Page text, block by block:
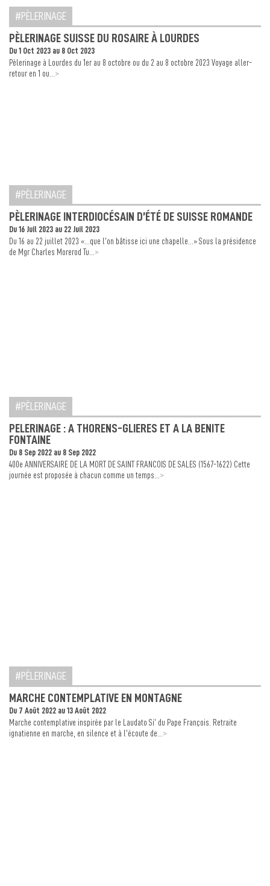
PÈLERINAGE
PÈLERINAGE SUISSE DU ROSAIRE À LOURDES
Du 1 Oct 2023 au 8 Oct 2023
Pèlerinage à Lourdes du 1er au 8 octobre ou du 2 au 8 octobre 2023 Voyage aller-
retour en 1 ou... >
PÈLERINAGE
PÈLERINAGE INTERDIOCÉSAIN D’ÉTÉ DE SUISSE ROMANDE
Du 16 Juil 2023 au 22 Juil 2023
Du 16 au 22 juillet 2023 «…que l’on bâtisse ici une chapelle…» Sous la présidence
de Mgr Charles Morerod Tu... >
PÈLERINAGE
PELERINAGE : A THORENS-GLIERES ET A LA BENITE
FONTAINE
Du 8 Sep 2022 au 8 Sep 2022
400e ANNIVERSAIRE DE LA MORT DE SAINT FRANCOIS DE SALES (1567-1622) Cette
journée est proposée à chacun comme un temps... >
PÈLERINAGE
MARCHE CONTEMPLATIVE EN MONTAGNE
Du 7 Août 2022 au 13 Août 2022
Marche contemplative inspirée par le Laudato Si’ du Pape François. Retraite
ignatienne en marche, en silence et à l’écoute de... >